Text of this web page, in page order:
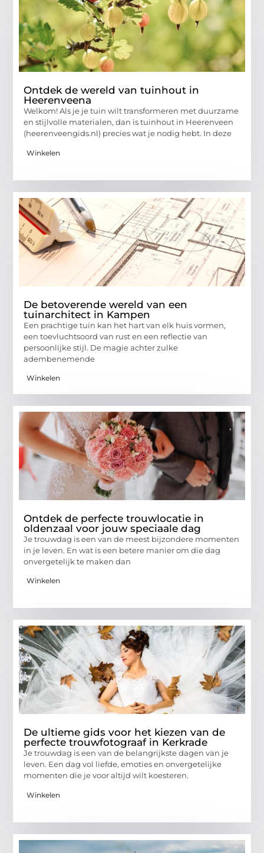
Ontdek de wereld van tuinhout in
Heerenveena
Welkom! Als je je tuin wilt transformeren met duurzame
en stijlvolle materialen, dan is tuinhout in Heerenveen
(heerenveengids.nl) precies wat je nodig hebt. In deze
Winkelen
De betoverende wereld van een
tuinarchitect in Kampen
Een prachtige tuin kan het hart van elk huis vormen,
een toevluchtsoord van rust en een reflectie van
persoonlijke stijl. De magie achter zulke
adembenemende
Winkelen
Ontdek de perfecte trouwlocatie in
oldenzaal voor jouw speciaale dag
Je trouwdag is een van de meest bijzondere momenten
in je leven. En wat is een betere manier om die dag
onvergetelijk te maken dan
Winkelen
De ultieme gids voor het kiezen van de
perfecte trouwfotograaf in Kerkrade
Je trouwdag is een van de belangrijkste dagen van je
leven. Een dag vol liefde, emoties en onvergetelijke
momenten die je voor altijd wilt koesteren.
Winkelen